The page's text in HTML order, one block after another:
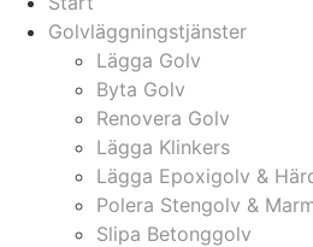
Golvläggningstjänster
Lägga Golv
Byta Golv
Renovera Golv
Lägga Klinkers
Lägga Epoxigolv &
Polera Stengolv &
Slipa Betonggolv